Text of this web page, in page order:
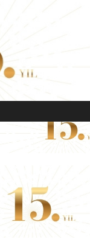
YAŞAM SANAT